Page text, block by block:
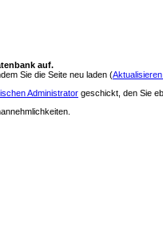
auf.
Sie die Seite neu laden (
Administrator geschickt, den Sie